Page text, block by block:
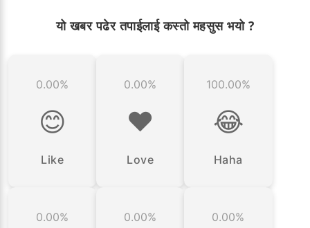
यो खबर पढेर तपाईलाई कस्तो महसुस भयो ?
0.00%
😊
Like
0.00%
❤️
Love
100.00%
😂
Haha
0.00% 0.00% 0.00%